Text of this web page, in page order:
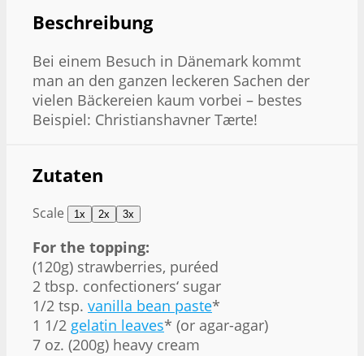
Beschreibung
Bei einem Besuch in Dänemark kommt
man an den ganzen leckeren Sachen der
vielen Bäckereien kaum vorbei – bestes
Beispiel: Christianshavner Tærte!
Zutaten
Scale 1x 2x 3x
For the topping:
(120g) strawberries, puréed
2 tbsp. confectioners‘ sugar
1/2 tsp. vanilla bean paste*
1 1/2 gelatin leaves* (or agar-agar)
7 oz. (200g) heavy cream